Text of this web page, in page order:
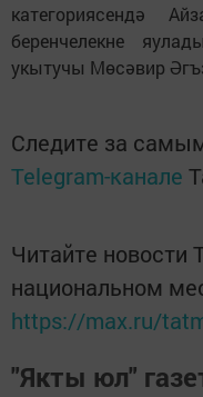
категориясендә
беренчелекне
укытучы Мөсәвир
Следите за
Telegram-канале
Читайте новости
национальном
https://max.ru/
"Якты юл"